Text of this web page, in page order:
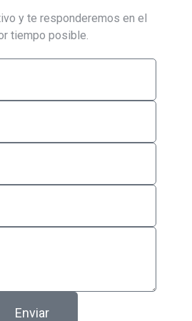
y te responderemos en el
tiempo posible.
Enviar